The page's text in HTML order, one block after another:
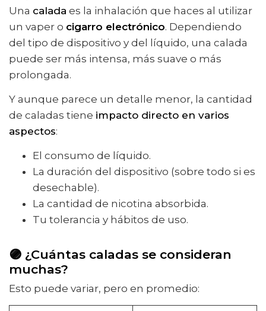
Una calada es la inhalación que haces al utilizar
un vaper o cigarro electrónico. Dependiendo
del tipo de dispositivo y del líquido, una calada
puede ser más intensa, más suave o más
prolongada.
Y aunque parece un detalle menor, la cantidad
de caladas tiene impacto directo en varios
aspectos:
El consumo de líquido.
La duración del dispositivo (sobre todo si es
desechable).
La cantidad de nicotina absorbida.
Tu tolerancia y hábitos de uso.
🟣 ¿Cuántas caladas se consideran
muchas?
Esto puede variar, pero en promedio: